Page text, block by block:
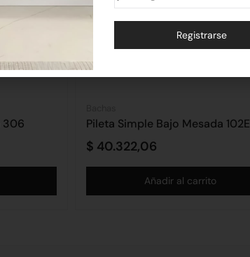
306 Pileta Simple Bajo Mesada 102E
$ 40.322,06
Añadir al carrito
Registrarse